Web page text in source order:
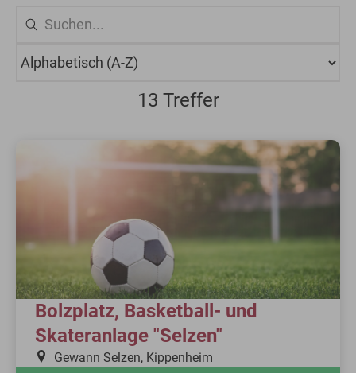
13 Treffer
Bolzplatz, Basketball- und
Skateranlage "Selzen"
Gewann Selzen, Kippenheim